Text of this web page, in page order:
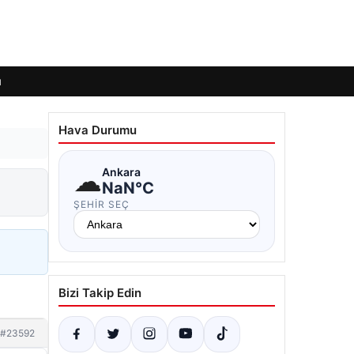
#23592
Hava Durumu
☁Ankara
NaN°C
ŞEHIR SEÇ
Bizi Takip Edin